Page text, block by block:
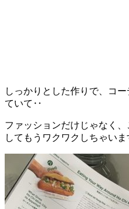
しっかりとした作りで、コ
ていて‥
ファッションだけじゃなく
してもうワクワクしちゃいま